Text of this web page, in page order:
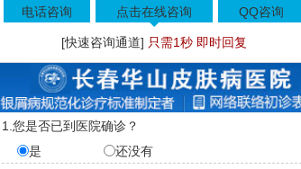
电话咨询 点击在线咨询 QQ咨询
[快速咨询通道] 只需1秒 即时回复
1.您是否已到医院确诊？
是
还没有